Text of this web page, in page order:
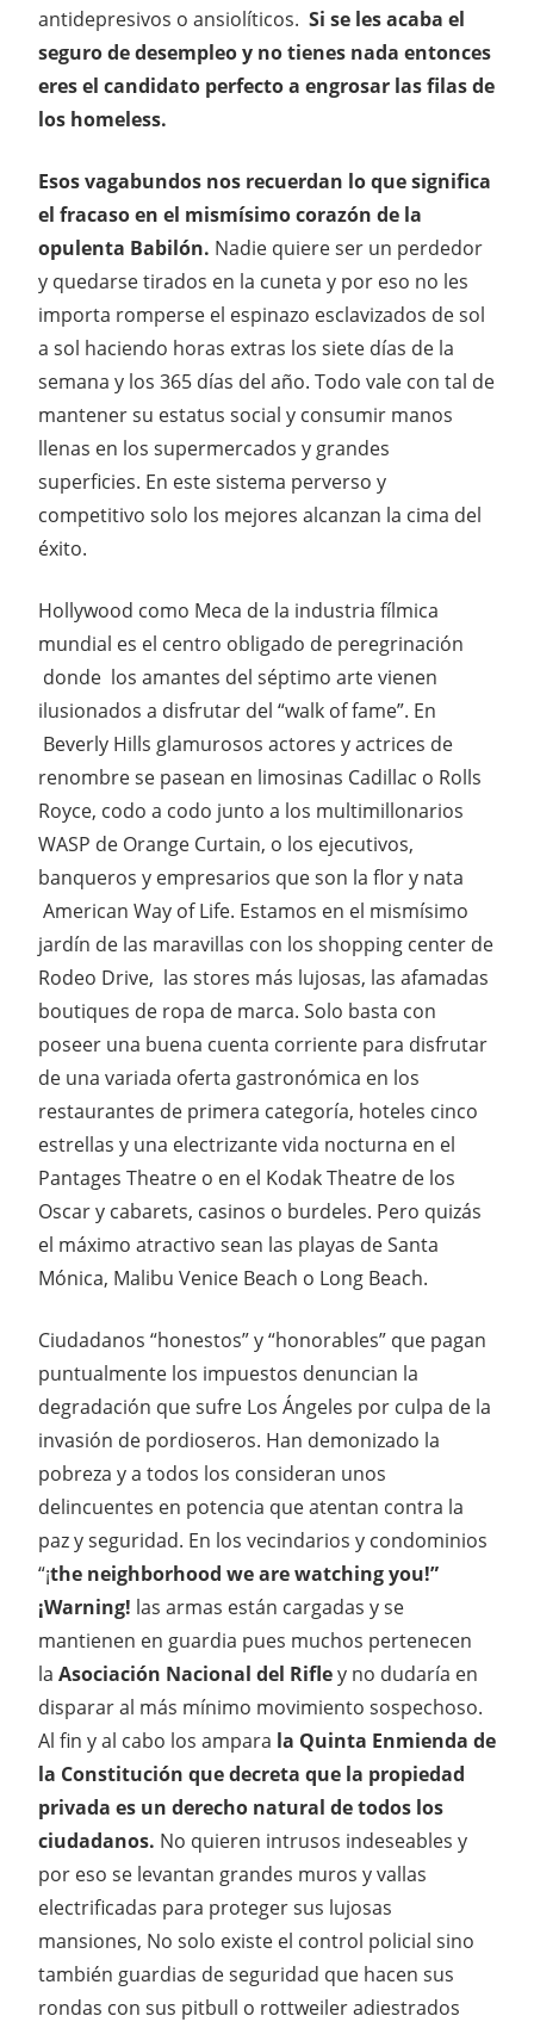
antidepresivos o ansiolíticos. Si se les acaba el
seguro de desempleo y no tienes nada entonces
eres el candidato perfecto a engrosar las filas de
los homeless.
Esos vagabundos nos recuerdan lo que significa
el fracaso en el mismísimo corazón de la
opulenta Babilón. Nadie quiere ser un perdedor
y quedarse tirados en la cuneta y por eso no les
importa romperse el espinazo esclavizados de sol
a sol haciendo horas extras los siete días de la
semana y los 365 días del año. Todo vale con tal de
mantener su estatus social y consumir manos
llenas en los supermercados y grandes
superficies. En este sistema perverso y
competitivo solo los mejores alcanzan la cima del
éxito.
Hollywood como Meca de la industria fílmica
mundial es el centro obligado de peregrinación
donde los amantes del séptimo arte vienen
ilusionados a disfrutar del “walk of fame”. En
Beverly Hills glamurosos actores y actrices de
renombre se pasean en limosinas Cadillac o Rolls
Royce, codo a codo junto a los multimillonarios
WASP de Orange Curtain, o los ejecutivos,
banqueros y empresarios que son la flor y nata
American Way of Life. Estamos en el mismísimo
jardín de las maravillas con los shopping center de
Rodeo Drive, las stores más lujosas, las afamadas
boutiques de ropa de marca. Solo basta con
poseer una buena cuenta corriente para disfrutar
de una variada oferta gastronómica en los
restaurantes de primera categoría, hoteles cinco
estrellas y una electrizante vida nocturna en el
Pantages Theatre o en el Kodak Theatre de los
Oscar y cabarets, casinos o burdeles. Pero quizás
el máximo atractivo sean las playas de Santa
Mónica, Malibu Venice Beach o Long Beach.
Ciudadanos “honestos” y “honorables” que pagan
puntualmente los impuestos denuncian la
degradación que sufre Los Ángeles por culpa de la
invasión de pordioseros. Han demonizado la
pobreza y a todos los consideran unos
delincuentes en potencia que atentan contra la
paz y seguridad. En los vecindarios y condominios
“¡the neighborhood we are watching you!”
¡Warning! las armas están cargadas y se
mantienen en guardia pues muchos pertenecen
la Asociación Nacional del Rifley no dudaría en
disparar al más mínimo movimiento sospechoso.
Al fin y al cabo los ampara la Quinta Enmienda de
la Constitución que decreta que la propiedad
privada es un derecho natural de todos los
ciudadanos. No quieren intrusos indeseables y
por eso se levantan grandes muros y vallas
electrificadas para proteger sus lujosas
mansiones, No solo existe el control policial sino
también guardias de seguridad que hacen sus
rondas con sus pitbull o rottweiler adiestrados